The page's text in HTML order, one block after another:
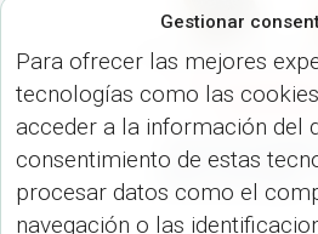
Gestionar
Para ofrecer las mejores
tecnologías como las
acceder a la información del
consentimiento de estas
procesar datos como el
navegación o las
PILAS
Pila
5000 mAh Rpet.